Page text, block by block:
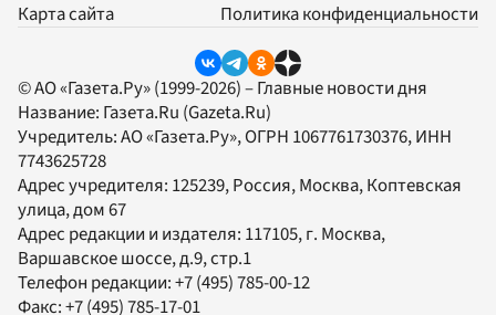
Карта сайта
Политика конфиденциальности
© АО «Газета.Ру» (1999-2026) – Главные новости дня
Название: Газета.Ru (Gazeta.Ru)
Учредитель:АО «Газета.Ру», ОГРН 1067761730376, ИНН
7743625728
Адрес учредителя: 125239, Россия, Москва, Коптевская
улица, дом 67
Адрес редакции и издателя: 117105, г. Москва,
Варшавское шоссе, д.9, стр.1
Телефон редакции:+7 (495) 785-00-12
Факс:+7 (495) 785-17-01